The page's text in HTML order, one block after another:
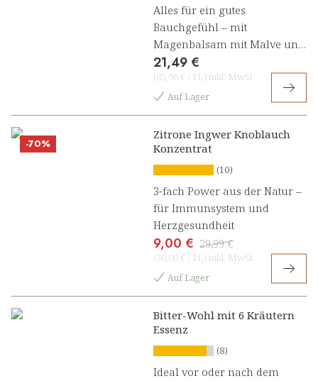
Alles für ein gutes
Bauchgefühl – mit
Magenbalsam mit Malve und
Süßholz Kräuterkonzentrat
21,49 €
(85,96 € / 1L) inkl. MwSt
Auf Lager
-70%
Zitrone Ingwer Knoblauch
Konzentrat
(10)
3-fach Power aus der Natur –
für Immunsystem und
Herzgesundheit
9,00 € 29,99 €
(30,00 € / 1L) inkl. MwSt
Auf Lager
Bitter-Wohl mit 6 Kräutern
Essenz
(8)
Ideal vor oder nach dem